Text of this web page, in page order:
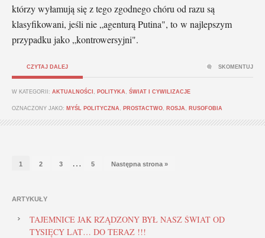
którzy wyłamują się z tego zgodnego chóru od razu są
klasyfikowani, jeśli nie „agenturą Putina", to w najlepszym
przypadku jako „kontrowersyjni".
CZYTAJ DALEJ
W KATEGORII: AKTUALNOŚCI POLITYKA ŚWIAT I CYWILIZACJE
OZNACZONY JAKO: MYŚL POLITYCZNA PROSTACTWO ROSJA RUSOFOBIA
SKOMENTUJ
1 2 3 … 5 Następna strona »
ARTYKUŁY
TAJEMNICE JAK RZĄDZONY BYŁ NASZ ŚWIAT OD
TYSIĘCY LAT… DO TERAZ !!!